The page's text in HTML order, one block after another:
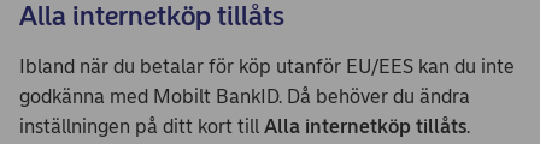
Alla internetköp tillåts
Ibland när du betalar för köp utanför EU/EES kan du inte
godkänna med Mobilt BankID. Då behöver du ändra
inställningen på ditt kort till Alla internetköp tillåts.